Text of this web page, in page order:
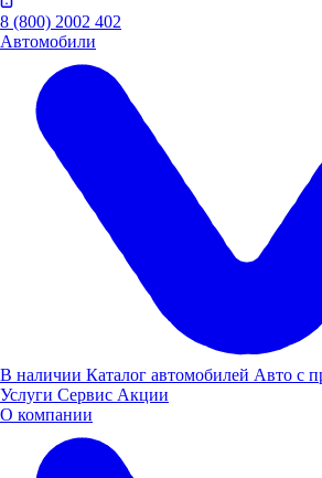
8 (800) 2002 402
Автомобили
В наличии Каталог автомобилей Авто с
Услуги Сервис Акции
О компании
Оставьте нам контактные данные и наш
вами
Я даю
на обработку своих
Я даю
на направление
информационных сообщений
Заказать звонок
Заявка оставлена